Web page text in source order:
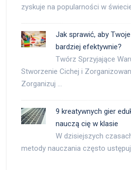
zyskuje na popularności w
Jak sprawić, aby
bardziej efektywnie?
Twórz Sprzyjające
Stworzenie Cichej i
Zorganizuj …
9 kreatywnych gier
nauczą cię w klasie
W dzisiejszych
metody nauczania często